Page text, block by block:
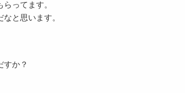
ってます。
と思います。
すか？